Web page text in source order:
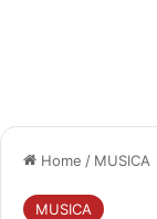
Home / MUSICA
MUSICA